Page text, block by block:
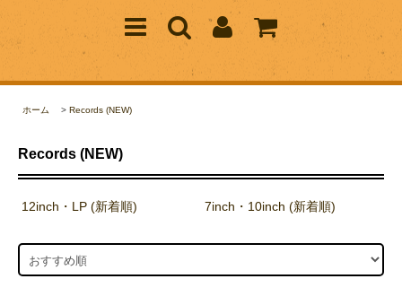
ホーム > Records (NEW)
Records (NEW)
12inch・LP (新着順) 7inch・10inch (新着順)